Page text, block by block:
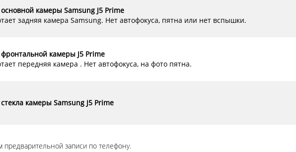
камеры Samsung J5 Prime
задняя камера Samsung. Нет автофокуса, пятна или нет вспышки.
камеры J5 Prime
передняя камера . Нет автофокуса, на фото пятна.
камеры Samsung J5 Prime
предварительной записи по телефону.